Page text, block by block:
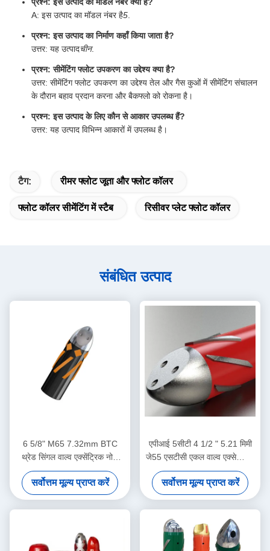
A: इस उत्पाद का मॉडल नंबर है5
प्रश्न: इस उत्पाद का निर्माण कहाँ किया जाता है?
उत्तर: यह उत्पादचीन.
प्रश्न: सीमेंटिंग फ्लोट उपकरण का उद्देश्य क्या है?
उत्तर: सीमेंटिंग फ्लोट उपकरण का उद्देश्य तेल और गैस कुओं में सीमेंटिंग संचालन
के दौरान बहाव प्रदान करना और बैकफ्लो को रोकना है।
प्रश्न: इस उत्पाद के लिए कौन से आकार उपलब्ध हैं?
उत्तर: यह उत्पाद विभिन्न आकारों में उपलब्ध है।
टैग: रीमर फ्लोट जूता और फ्लोट कॉलर
फ्लोट कॉलर सीमेंटिंग में स्टैब रिसीवर प्लेट फ्लोट कॉलर
संबंधित उत्पाद
6 5/8" M65 7.32mm BTC
थ्रेड सिंगल वाल्व एक्सेंट्रिक नोज
फ्लोट शू तेल क्षेत्र सीमेंटिंग
अनुप्रयोगों के लिए समर्पित
सर्वोत्तम मूल्य प्राप्त करें
एपीआई 5सीटी 4 1/2 " 5.21 मिमी
जे55 एसटीसी एकल वाल्व एक्सेन्ट्रिक
नाक एल्यूमीनियम मिश्र धातु फ्लोट
जूता तेल उद्योग में उपयोग के लिए
डिज़ाइन किया गया
सर्वोत्तम मूल्य प्राप्त करें